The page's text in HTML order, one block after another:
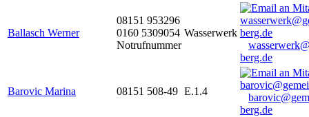
Ballasch Werner
08151 953296
0160 5309054
Notrufnummer
Wasserwerk
berg.de
Barovic Marina 08151 508-49 E.1.4
berg.de